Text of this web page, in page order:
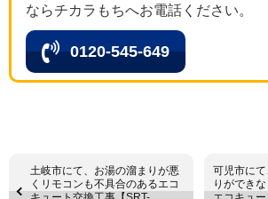
ならチカラもちへお電話ください。
0120-545-649
土岐市にて、お湯の溜まりが悪
くリモコンも不具合のあるエコ
可児市に
りができ